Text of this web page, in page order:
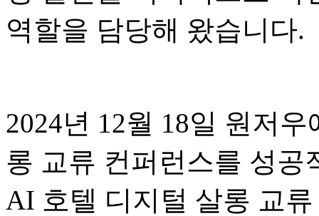
역할을 담당해 왔습니다.
2024년 12월 18일 원저
롱 교류 컨퍼런스를 성공
AI 호텔 디지털 살롱 교